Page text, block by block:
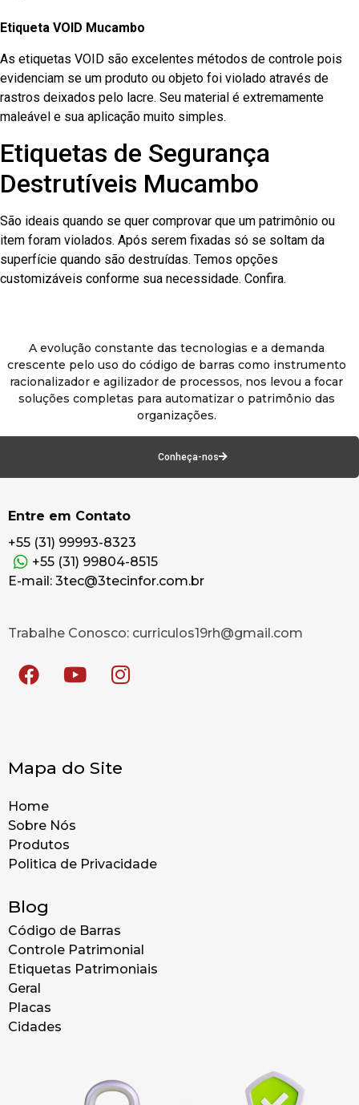
Etiqueta VOID Mucambo
As etiquetas VOID são excelentes métodos de controle pois
evidenciam se um produto ou objeto foi violado através de
rastros deixados pelo lacre. Seu material é extremamente
maleável e sua aplicação muito simples.
Etiquetas de Segurança
Destrutíveis Mucambo
São ideais quando se quer comprovar que um patrimônio ou
item foram violados. Após serem fixadas só se soltam da
superfície quando são destruídas. Temos opções
customizáveis conforme sua necessidade. Confira.
A evolução constante das tecnologias e a demanda
crescente pelo uso do código de barras como instrumento
racionalizador e agilizador de processos, nos levou a focar
soluções completas para automatizar o patrimônio das
organizações.
Conheça-nos
Entre em Contato
+55 (31) 99993-8323
+55 (31) 99804-8515
E-mail: 3tec@3tecinfor.com.br
Trabalhe Conosco: curriculos19rh@gmail.com
Mapa do Site
Home
Sobre Nós
Produtos
Politica de Privacidade
Blog
Código de Barras
Controle Patrimonial
Etiquetas Patrimoniais
Geral
Placas
Cidades